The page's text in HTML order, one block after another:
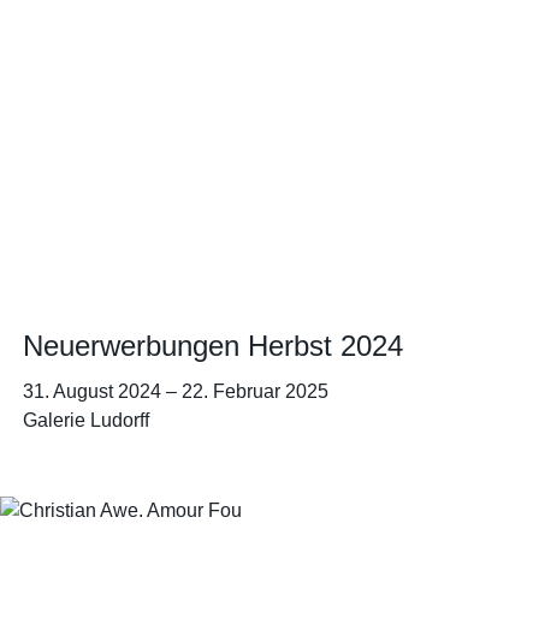
Neuerwerbungen Herbst 2024
31. August 2024– 22. Februar 2025
Galerie Ludorff